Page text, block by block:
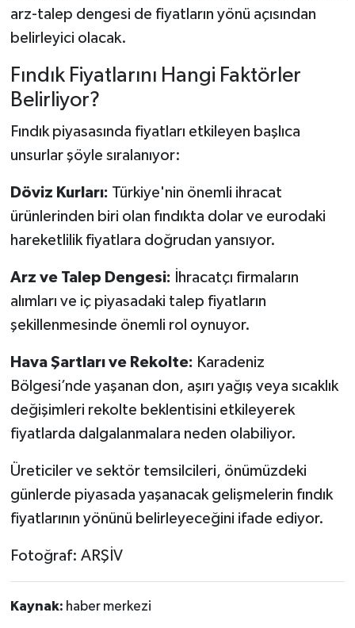
arz-talep dengesi de fiyatların yönü açısından
belirleyici olacak.
Fındık Fiyatlarını Hangi Faktörler
Belirliyor?
Fındık piyasasında fiyatları etkileyen başlıca
unsurlar şöyle sıralanıyor:
Döviz Kurları: Türkiye'nin önemli ihracat
ürünlerinden biri olan fındıkta dolar ve eurodaki
hareketlilik fiyatlara doğrudan yansıyor.
Arz ve Talep Dengesi: İhracatçı firmaların
alımları ve iç piyasadaki talep fiyatların
şekillenmesinde önemli rol oynuyor.
Hava Şartları ve Rekolte: Karadeniz
Bölgesi’nde yaşanan don, aşırı yağış veya sıcaklık
değişimleri rekolte beklentisini etkileyerek
fiyatlarda dalgalanmalara neden olabiliyor.
Üreticiler ve sektör temsilcileri, önümüzdeki
günlerde piyasada yaşanacak gelişmelerin fındık
fiyatlarının yönünü belirleyeceğini ifade ediyor.
Fotoğraf: ARŞİV
Kaynak: haber merkezi